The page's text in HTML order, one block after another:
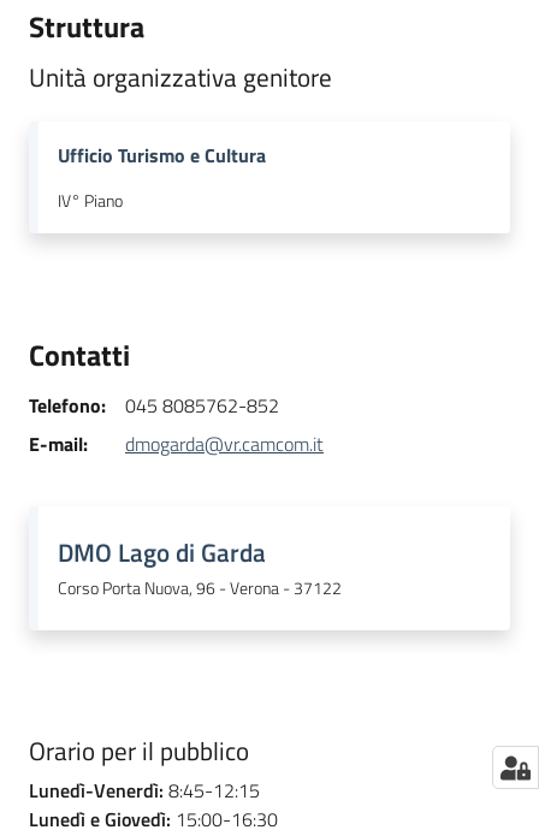
Impresa
Consumatore
Impresa
La
Camera
Seguici
Struttura
Unità organizzativa genitore
Ufficio Turismo e Cultura
IV° Piano
Contatti
Telefono:
045 8085762-852
E-mail: dmogarda@vr.camcom.it
DMO Lago di Garda
Corso Porta Nuova, 96 - Verona - 37122
Orario per il pubblico
Lunedì-Venerdì: 8:45-12:15
Lunedì e Giovedì: 15:00-16:30